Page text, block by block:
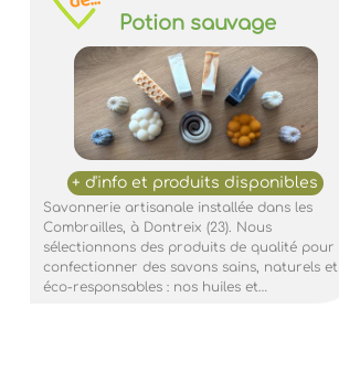
Potion sauvage
Savonnerie artisanale installée dans les
Combrailles, à Dontreix (23). Nous
sélectionnons des produits de qualité pour
confectionner des savons sains, naturels et
éco-responsables : nos huiles et…